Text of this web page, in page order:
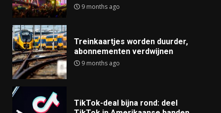
9 months ago
Treinkaartjes worden duurder,
abonnementen verdwijnen
9 months ago
TikTok-deal bijna rond: deel